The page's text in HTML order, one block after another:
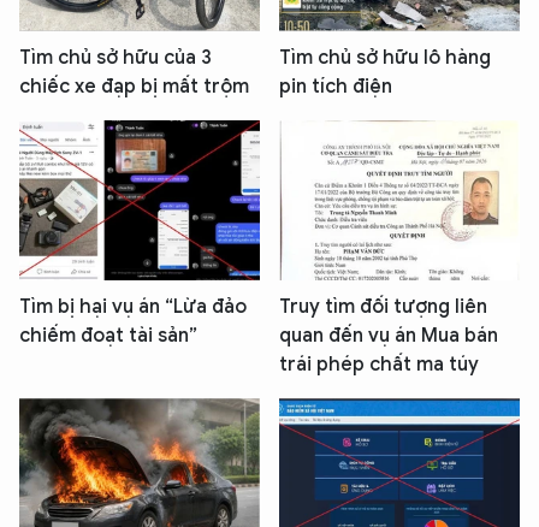
Tìm chủ sở hữu của 3
chiếc xe đạp bị mất trộm
Tìm chủ sở hữu lô hàng
pin tích điện
Tìm bị hại vụ án “Lừa đảo
chiếm đoạt tài sản”
Truy tìm đối tượng liên
quan đến vụ án Mua bán
trái phép chất ma túy